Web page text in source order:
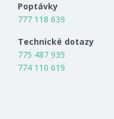
Poptávky
777 118 639
Technické dotazy
775 487 935
774 110 619